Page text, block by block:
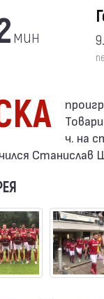
мин
ч. на
Станислав